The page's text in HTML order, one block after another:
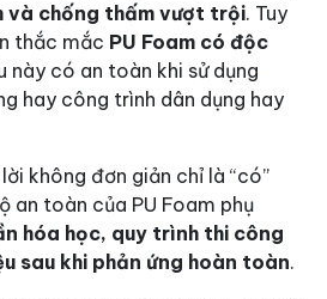
và chống thấm vượt trội. Tuy
thắc mắc PU Foam có độc
này có an toàn khi sử dụng
hay công trình dân dụng hay
không đơn giản chỉ là “có”
an toàn của PU Foam phụ
hóa học, quy trình thi công
sau khi phản ứng hoàn toàn.